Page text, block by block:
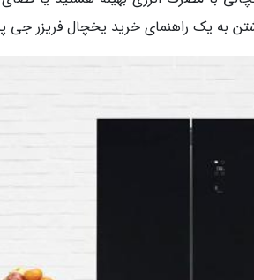
به یک راهنمای خرید یخچال فریزر جی